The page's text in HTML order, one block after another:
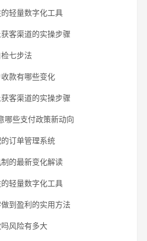
轻量数字化工具
客渠道的实操步骤
七步法
款有哪些变化
客渠道的实操步骤
哪些支付政策新动向
订单管理系统
的最新变化解读
轻量数字化工具
到盈利的实用方法
风险有多大